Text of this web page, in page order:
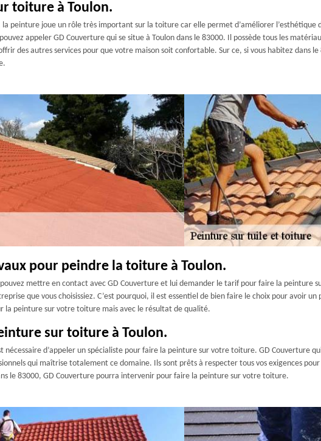
toiture à Toulon.
peinture joue un rôle très important sur la toiture car elle permet d’améliorer l’esthétique
appeler GD Couverture qui se situe à Toulon dans le 83000. Il possède tous les
des autres services pour que votre maison soit confortable. Sur ce, si vous habitez dans
pour peindre la toiture à Toulon.
pouvez mettre en contact avec GD Couverture et lui demander le tarif pour faire la
que vous choisissiez. C’est pourquoi, il est essentiel de bien faire le choix pour avoir
la peinture sur votre toiture mais avec le résultat de qualité.
sur toiture à Toulon.
d’appeler un spécialiste pour faire la peinture sur votre toiture. GD Couverture
qui maîtrise totalement ce domaine. Ils sont prêts à respecter tous vos exigences
le 83000, GD Couverture pourra intervenir pour faire la peinture sur votre toiture.